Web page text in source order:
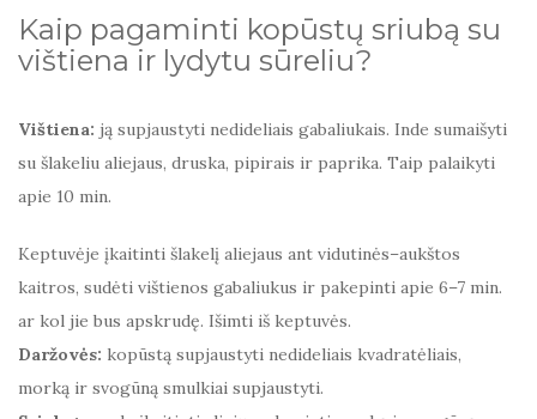
Kaip pagaminti kopūstų sriubą su
vištiena ir lydytu sūreliu?
Vištiena: ją supjaustyti nedideliais gabaliukais. Inde sumaišyti
su šlakeliu aliejaus, druska, pipirais ir paprika. Taip palaikyti
apie 10 min.
Keptuvėje įkaitinti šlakelį aliejaus ant vidutinės–aukštos
kaitros, sudėti vištienos gabaliukus ir pakepinti apie 6–7 min.
ar kol jie bus apskrudę. Išimti iš keptuvės.
Daržovės: kopūstą supjaustyti nedideliais kvadratėliais,
morką ir svogūną smulkiai supjaustyti.